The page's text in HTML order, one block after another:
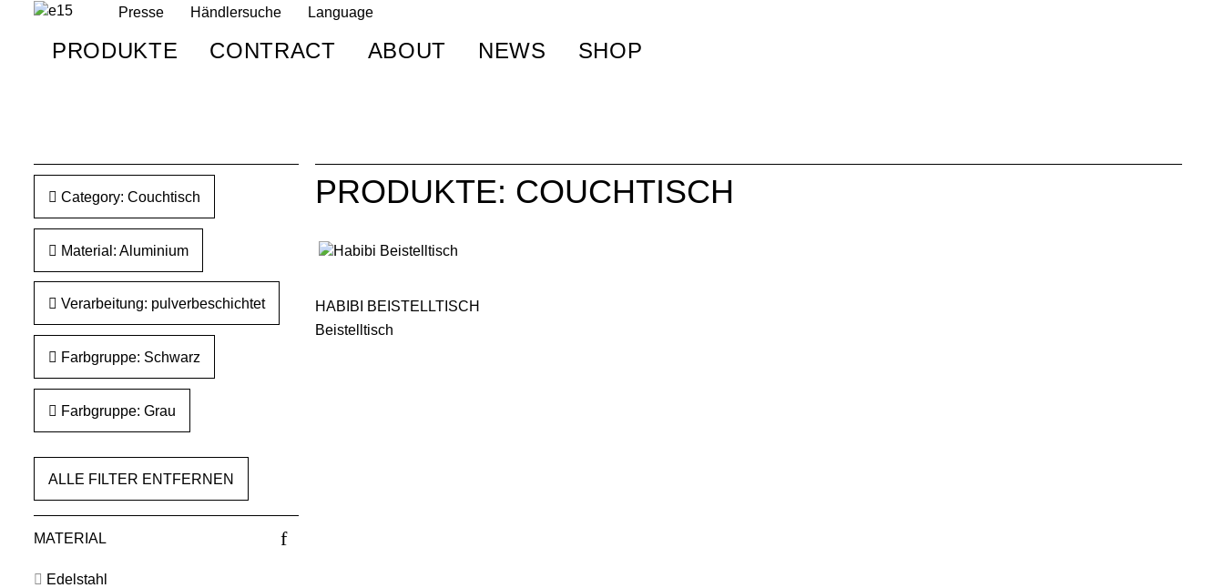
Presse Händlersuche Language
PRODUKTE CONTRACT ABOUT NEWS SHOP
Category: Couchtisch
Material: Aluminium
Verarbeitung: pulverbeschichtet
Farbgruppe: Schwarz
Farbgruppe: Grau
ALLE FILTER ENTFERNEN
MATERIAL
Edelstahl
PRODUKTE: COUCHTISCH
HABIBI BEISTELLTISCH
Beistelltisch